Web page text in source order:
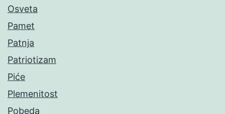
Osveta
Pamet
Patnja
Patriotizam
Piće
Plemenitost
Pobeda